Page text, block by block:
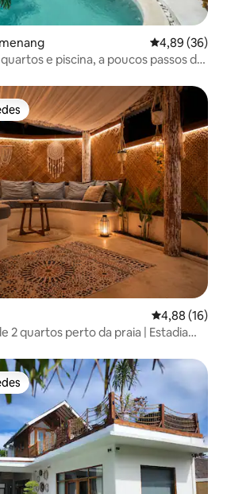
4,89 de uma
4,89 (36)
e piscina, a poucos passos da
4,88 de uma
4,88 (16)
2 quartos perto da praia | Estadia